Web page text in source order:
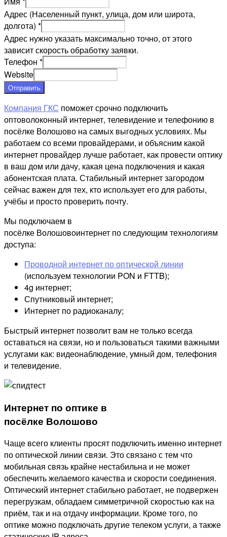
Адрес (Населенный пункт, улица, дом или широта,
долгота) *
Адрес нужно указать максимально точно, от этого
зависит скорость обработку заявки.
Телефон *
Website
Отправить
Компания ГКС поможет срочно подключить
оптоволоконный интернет, телевидение и телефонию в
посёлке Волошово на самых выгодных условиях. Мы
работаем со всеми провайдерами, и объясним какой
интернет провайдер лучше работает, как провести оптику
в ваш дом или дачу, какая цена подключения и какая
абонентская плата. Стабильный интернет загородом
сейчас важен для тех, кто использует его для работы,
учёбы и просто проверить почту.
Мы подключаем в
посёлке Волошовоинтернет по следующим технологиям
доступа:
Проводной интернет по оптической линии
(используем технологии PON и FTTB);
4g интернет;
Спутниковый интернет;
Интернет по радиоканалу;
Быстрый интернет позволит вам не только всегда
оставаться на связи, но и пользоваться такими важными
услугами как: видеонаблюдение, умный дом, телефония
и телевидение.
Интернет по оптике в
посёлке Волошово
Чаще всего клиенты просят подключить именно интернет
по оптической линии связи. Это связано с тем что
мобильная связь крайне нестабильна и не может
обеспечить желаемого качества и скорости соединения.
Оптический интернет стабильно работает, не подвержен
перегрузкам, обладаем симметричной скоростью как на
приём, так и на отдачу информации. Кроме того, по
оптике можно подключать другие телеком услуги, а также